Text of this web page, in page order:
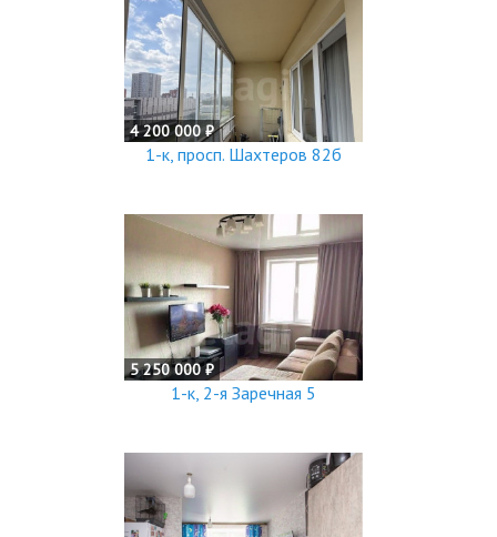
4 200 000 ₽
1-к, просп. Шахтеров 82б
5 250 000 ₽
1-к, 2-я Заречная 5